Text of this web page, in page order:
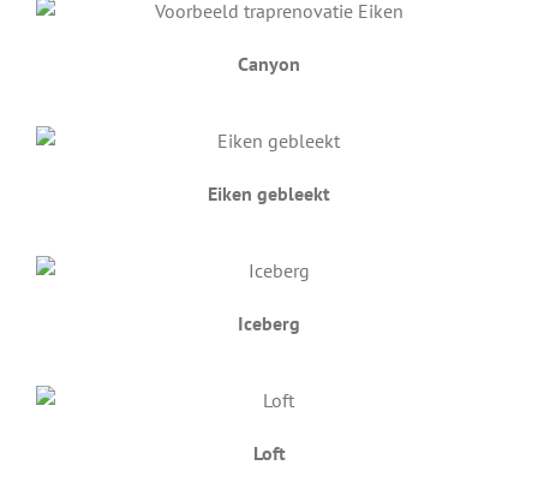
Canyon
Eiken gebleekt
Iceberg
Loft